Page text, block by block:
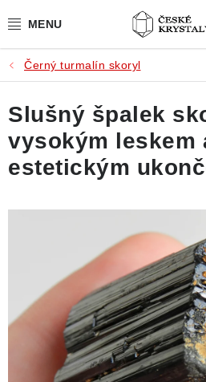
na
PŘÍRODNÍ KAMENY
BROUŠENÉ KAMENY
MISTROVSKÉ KRYSTALY
VIDEOGALERIE
KONTAKT
Obchodní podmínky
Podmínky
Černý turmalín skoryl
Slušný špalek
vysokým leskem
estetickým